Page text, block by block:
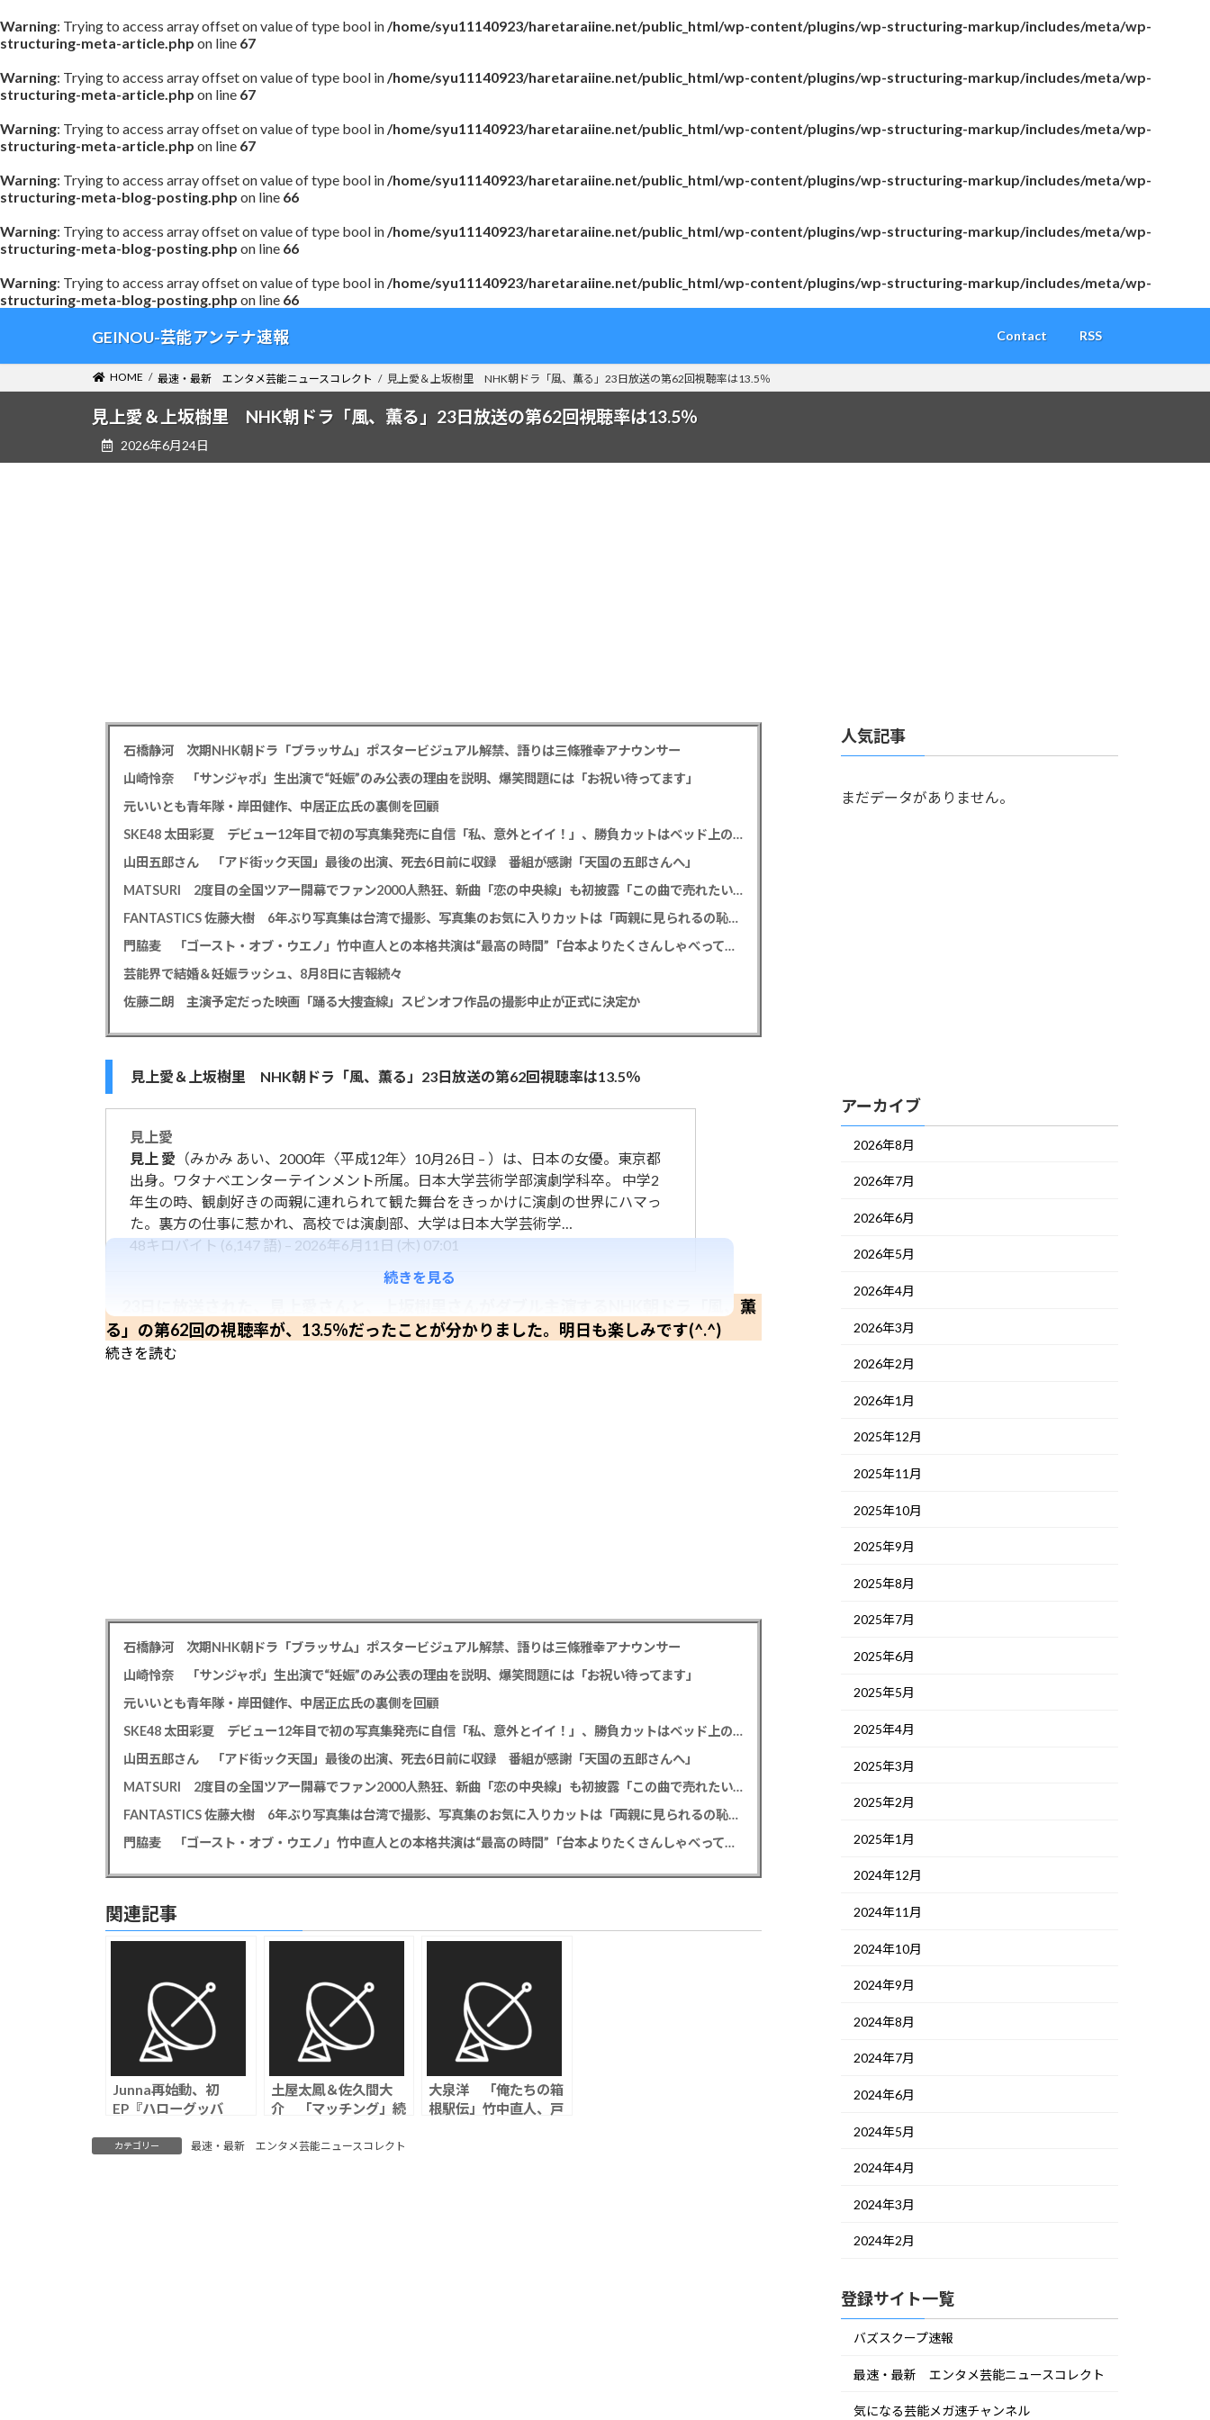
Warning: Trying to access array offset on value of type bool in/home/syu11140923/haretaraiine.net/public_html/wp-content/plugins/wp-structuring-markup/includes/meta/wp-
structuring-meta-article.php on line 67
Warning: Trying to access array offset on value of type bool in/home/syu11140923/haretaraiine.net/public_html/wp-content/plugins/wp-structuring-markup/includes/meta/wp-
structuring-meta-article.php on line 67
Warning: Trying to access array offset on value of type bool in/home/syu11140923/haretaraiine.net/public_html/wp-content/plugins/wp-structuring-markup/includes/meta/wp-
structuring-meta-article.php on line 67
Warning: Trying to access array offset on value of type bool in/home/syu11140923/haretaraiine.net/public_html/wp-content/plugins/wp-structuring-markup/includes/meta/wp-
structuring-meta-blog-posting.php on line 66
Warning: Trying to access array offset on value of type bool in/home/syu11140923/haretaraiine.net/public_html/wp-content/plugins/wp-structuring-markup/includes/meta/wp-
structuring-meta-blog-posting.php on line 66
Warning: Trying to access array offset on value of type bool in/home/syu11140923/haretaraiine.net/public_html/wp-content/plugins/wp-structuring-markup/includes/meta/wp-
structuring-meta-blog-posting.php on line 66
テ
ゲ
GEINOU-芸能アンテナ速報 Contact RSS
HOME 最速・最新 エンタメ芸能ニュースコレクト 見上愛＆上坂樹里 NHK朝ドラ「風、薫る」23日放送の第62回視聴率は13.5％
見上愛＆上坂樹里 NHK朝ドラ「風、薫る」23日放送の第62回視聴率は13.5％
2026年6月24日
石橋静河 次期NHK朝ドラ「ブラッサム」ポスタービジュアル解禁、語りは三條雅幸アナウンサー
山崎怜奈 「サンジャポ」生出演で“妊娠”のみ公表の理由を説明、爆笑問題には「お祝い待ってます」
元いいとも青年隊・岸田健作、中居正広氏の裏側を回顧
SKE48 太田彩夏 デビュー12年目で初の写真集発売に自信「私、意外とイイ！」、勝負カットはベッド上のヌーディーな姿
山田五郎さん 「アド街ック天国」最後の出演、死去6日前に収録 番組が感謝「天国の五郎さんへ」
MATSURI 2度目の全国ツアー開幕でファン2000人熱狂、新曲「恋の中央線」も初披露「この曲で売れたいよ！」
FANTASTICS 佐藤大樹 6年ぶり写真集は台湾で撮影、写真集のお気に入りカットは「両親に見られるの恥ずかしい」
門脇麦 「ゴースト・オブ・ウエノ」竹中直人との本格共演は“最高の時間”「台本よりたくさんしゃべってた」
芸能界で結婚＆妊娠ラッシュ、8月8日に吉報続々
佐藤二朗 主演予定だった映画「踊る大捜査線」スピンオフ作品の撮影中止が正式に決定か
見上愛＆上坂樹里 NHK朝ドラ「風、薫る」23日放送の第62回視聴率は13.5％
見上愛
見上 愛 （みかみ あい、2000年〈平成12年〉10月26日 – ）は、日本の女優。東京都
出身。ワタナベエンターテインメント所属。日本大学芸術学部演劇学科卒。 中学2
年生の時、観劇好きの両親に連れられて観た舞台をきっかけに演劇の世界にハマっ
た。裏方の仕事に惹かれ、高校では演劇部、大学は日本大学芸術学…
48キロバイト (6,147 語) – 2026年6月11日 (木) 07:01
23日に放送された、見上愛さんと、上坂樹里さんがダブル主演するNHK朝ドラ「風、薫
る」の第62回の視聴率が、13.5％だったことが分かりました。明日も楽しみです(^.^)
続きを読む
続きを見る
石橋静河 次期NHK朝ドラ「ブラッサム」ポスタービジュアル解禁、語りは三條雅幸アナウンサー
山崎怜奈 「サンジャポ」生出演で“妊娠”のみ公表の理由を説明、爆笑問題には「お祝い待ってます」
元いいとも青年隊・岸田健作、中居正広氏の裏側を回顧
SKE48 太田彩夏 デビュー12年目で初の写真集発売に自信「私、意外とイイ！」、勝負カットはベッド上のヌーディーな姿
山田五郎さん 「アド街ック天国」最後の出演、死去6日前に収録 番組が感謝「天国の五郎さんへ」
MATSURI 2度目の全国ツアー開幕でファン2000人熱狂、新曲「恋の中央線」も初披露「この曲で売れたいよ！」
FANTASTICS 佐藤大樹 6年ぶり写真集は台湾で撮影、写真集のお気に入りカットは「両親に見られるの恥ずかしい」
門脇麦 「ゴースト・オブ・ウエノ」竹中直人との本格共演は“最高の時間”「台本よりたくさんしゃべってた」
関連記事
Junna再始動、初
EP『ハローグッバ
まで来るの熱い
土屋太鳳＆佐久間大
介 「マッチング」続
史帆ら新キャスト、真
大泉洋 「俺たちの箱
根駅伝」竹中直人、戸
カテゴリー 最速・最新 エンタメ芸能ニュースコレクト
人気記事
まだデータがありません。
アーカイブ
2026年8月
2026年7月
2026年6月
2026年5月
2026年4月
2026年3月
2026年2月
2026年1月
2025年12月
2025年11月
2025年10月
2025年9月
2025年8月
2025年7月
2025年6月
2025年5月
2025年4月
2025年3月
2025年2月
2025年1月
2024年12月
2024年11月
2024年10月
2024年9月
2024年8月
2024年7月
2024年6月
2024年5月
2024年4月
2024年3月
2024年2月
登録サイト一覧
バズスクープ速報
最速・最新 エンタメ芸能ニュースコレクト
気になる芸能メガ速チャンネル